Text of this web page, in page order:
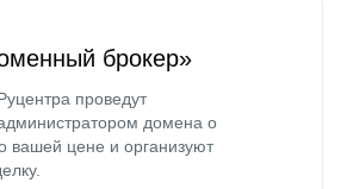
брокер»
проведут
домена о
вашей цене и организуют